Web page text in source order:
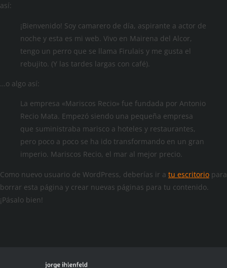
así:
¡Bienvenido! Soy camarero de día, aspirante a actor de
noche y esta es mi web. Vivo en Mairena del Alcor,
tengo un perro que se llama Firulais y me gusta el
rebujito. (Y las tardes largas con café).
…o algo así:
La empresa «Mariscos Recio» fue fundada por Antonio
Recio Mata. Empezó siendo una pequeña empresa
que suministraba marisco a hoteles y restaurantes,
pero poco a poco se ha ido transformando en un gran
imperio. Mariscos Recio, el mar al mejor precio.
Como nuevo usuario de WordPress, deberías ir a tu escritorio para
borrar esta página y crear nuevas páginas para tu contenido.
¡Pásalo bien!